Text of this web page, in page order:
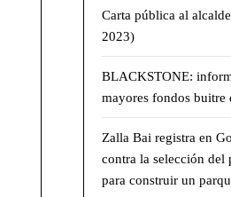
Carta pública al
2023)
BLACKSTONE:
mayores fondos buitre
Zalla Bai registra en
contra la selección del
para construir un